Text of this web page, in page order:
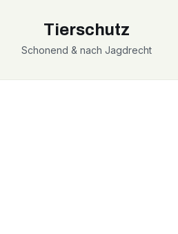
Tierschutz
Schonend & nach Jagdrecht